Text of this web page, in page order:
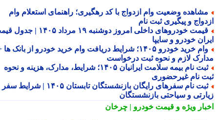
وضعیت وام ازدواج با کد رهگیری؛ راهنمای استعلام وام
و پیگیری ثبت نام
قیمت خودروهای داخلی امروز دوشنبه ۱۹ مرداد ۱۴۰۵ | جدول قیمت
خودرو و سایپا
وام خرید خودرو ۱۴۰۵؛ شرایط دریافت وام خرید خودرو از بانک ها +
لازم و نحوه ثبت درخواست
ثبت نام بیمه سلامت ایرانیان ۱۴۰۵؛ شرایط، مدارک، هزینه و نحوه
نام غیرحضوری
ثبت نام سفرهای رایگان بازنشستگان تابستان ۱۴۰۵ | شرایط سفر
و سیاحتی بازنشستگان
ویژهو قیمت خودرو | چرخان